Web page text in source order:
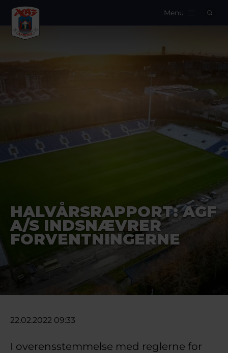
Menu
HALVÅRSRAPPORT: AGF
A/S INDSNÆVRER
FORVENTNINGERNE
22.02.2022 09:33
I overensstemmelse med reglerne for